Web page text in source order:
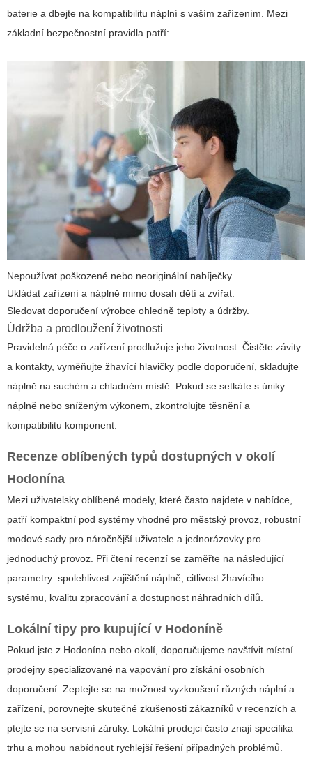
baterie a dbejte na kompatibilitu náplní s vaším zařízením. Mezi
základní bezpečnostní pravidla patří:
Nepoužívat poškozené nebo neoriginální nabíječky.
Ukládat zařízení a náplně mimo dosah dětí a zvířat.
Sledovat doporučení výrobce ohledně teploty a údržby.
Údržba a prodloužení životnosti
Pravidelná péče o zařízení prodlužuje jeho životnost. Čistěte závity
a kontakty, vyměňujte žhavící hlavičky podle doporučení, skladujte
náplně na suchém a chladném místě. Pokud se setkáte s úniky
náplně nebo sníženým výkonem, zkontrolujte těsnění a
kompatibilitu komponent.
Recenze oblíbených typů dostupných v okolí
Hodonína
Mezi uživatelsky oblíbené modely, které často najdete v nabídce,
patří kompaktní pod systémy vhodné pro městský provoz, robustní
modové sady pro náročnější uživatele a jednorázovky pro
jednoduchý provoz. Při čtení recenzí se zaměřte na následující
parametry: spolehlivost zajištění náplně, citlivost žhavícího
systému, kvalitu zpracování a dostupnost náhradních dílů.
Lokální tipy pro kupující v Hodoníně
Pokud jste z Hodonína nebo okolí, doporučujeme navštívit místní
prodejny specializované na vapování pro získání osobních
doporučení. Zeptejte se na možnost vyzkoušení různých náplní a
zařízení, porovnejte skutečné zkušenosti zákazníků v recenzích a
ptejte se na servisní záruky. Lokální prodejci často znají specifika
trhu a mohou nabídnout rychlejší řešení případných problémů.